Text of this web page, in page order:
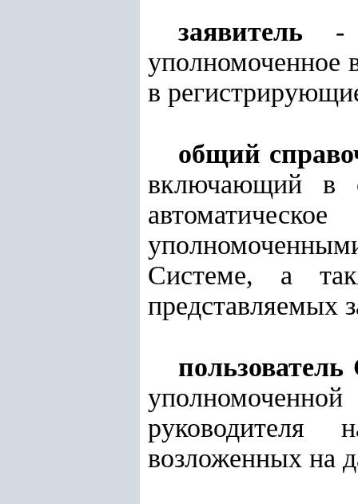
заявитель -
уполномоченное
в
общий
включающий в
Системе, а
представляемых
руководителя
возложенных на